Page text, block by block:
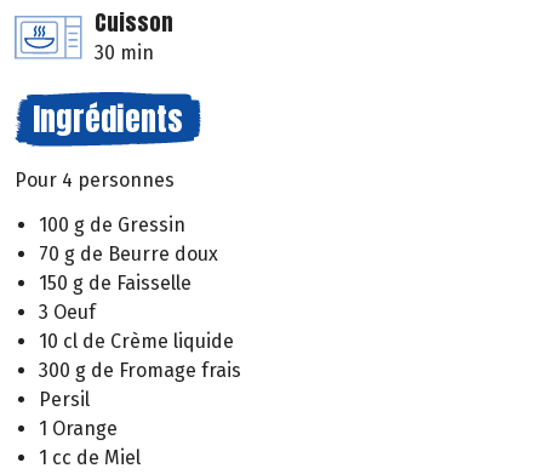
Cuisson
30 min
Ingrédients
Pour 4 personnes
100 g de Gressin
70 g de Beurre doux
150 g de Faisselle
3 Oeuf
10 cl de Crème liquide
300 g de Fromage frais
Persil
1 Orange
1 cc de Miel